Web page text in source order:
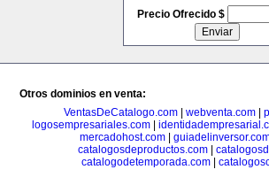
Precio Ofrecido $
Otros dominios en venta:
VentasDeCatalogo.com| webventa.com|
logosempresariales.com|
mercadohost.com|
catalogosdeproductos.com
catalogodetemporada.com